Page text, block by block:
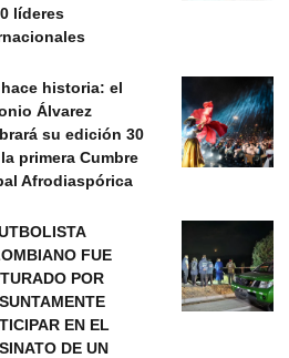
líderes
historia: el
Álvarez
su edición 30
primera Cumbre
Afrodiaspórica
FUE
POR
EN EL
DE UN